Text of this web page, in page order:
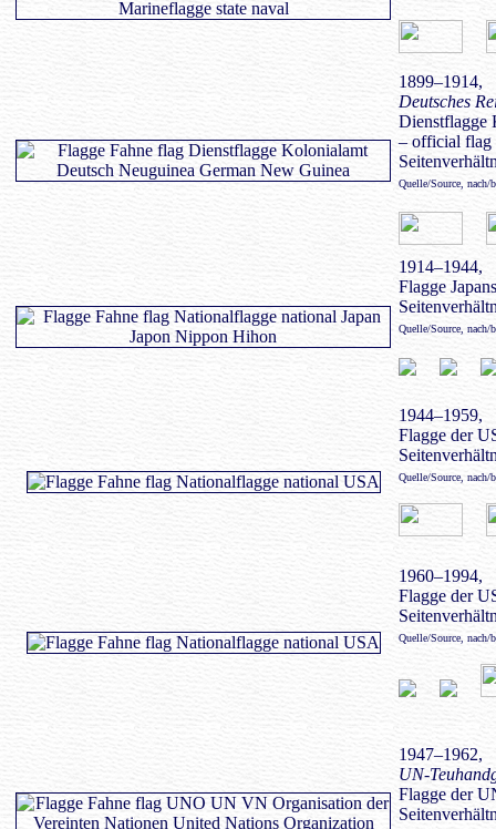
1899–1914,
Deutsches
Dienstflagge
– official
Quelle/Source,
1914–1944,
Flagge
Quelle/Source,
1944–1959,
Flagge der
Quelle/Source,
1960–1994,
Flagge der
Quelle/Source,
1947–1962,
UN-
Flagge der